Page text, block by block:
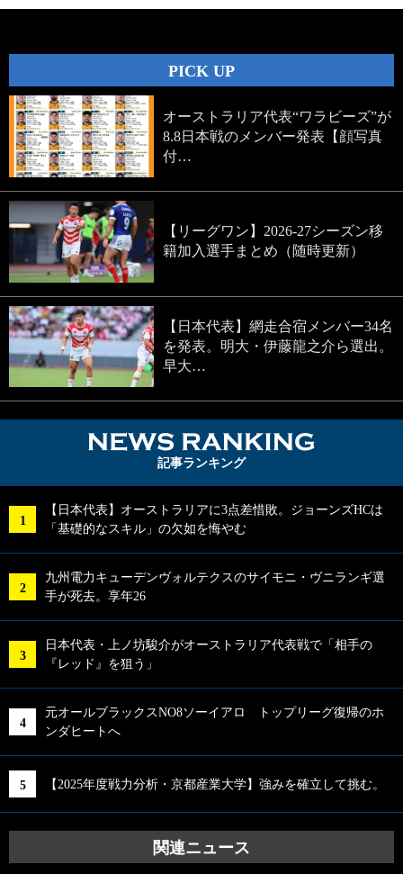
PICK UP
オーストラリア代表“ワラビーズ”が
8.8日本戦のメンバー発表【顔写真
付…
【リーグワン】2026-27シーズン移
籍加入選手まとめ（随時更新）
【日本代表】網走合宿メンバー34名
を発表。明大・伊藤龍之介ら選出。
早大…
記事ランキング
【日本代表】オーストラリアに3点差惜敗。ジョーンズHCは
「基礎的なスキル」の欠如を悔やむ
九州電力キューデンヴォルテクスのサイモニ・ヴニランギ選
手が死去。享年26
日本代表・上ノ坊駿介がオーストラリア代表戦で「相手の
『レッド』を狙う」
元オールブラックスNO8ソーイアロ トップリーグ復帰のホ
ンダヒートへ
【2025年度戦力分析・京都産業大学】強みを確立して挑む。
関連ニュース